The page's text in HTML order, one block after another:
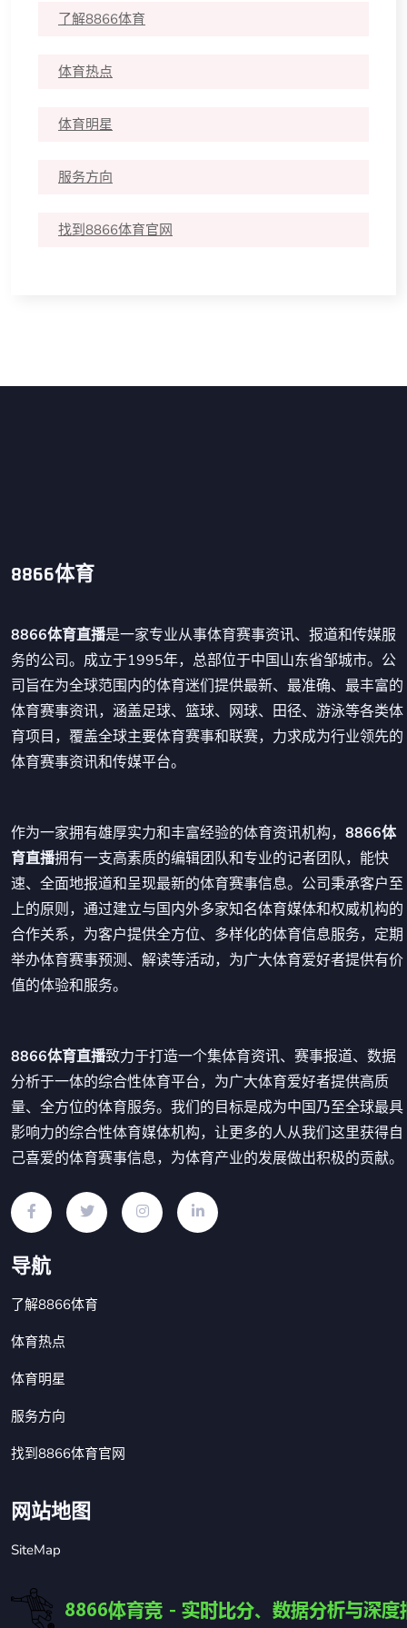
了解8866体育
体育热点
体育明星
服务方向
找到8866体育官网
8866体育
8866体育直播是一家专业从事体育赛事资讯、报道和传媒服
务的公司。成立于1995年，总部位于中国山东省邹城市。公
司旨在为全球范围内的体育迷们提供最新、最准确、最丰富的
体育赛事资讯，涵盖足球、篮球、网球、田径、游泳等各类体
育项目，覆盖全球主要体育赛事和联赛，力求成为行业领先的
体育赛事资讯和传媒平台。
作为一家拥有雄厚实力和丰富经验的体育资讯机构， 8866体
育直播拥有一支高素质的编辑团队和专业的记者团队，能快
速、全面地报道和呈现最新的体育赛事信息。公司秉承客户至
上的原则，通过建立与国内外多家知名体育媒体和权威机构的
合作关系，为客户提供全方位、多样化的体育信息服务，定期
举办体育赛事预测、解读等活动，为广大体育爱好者提供有价
值的体验和服务。
8866体育直播致力于打造一个集体育资讯、赛事报道、数据
分析于一体的综合性体育平台，为广大体育爱好者提供高质
量、全方位的体育服务。我们的目标是成为中国乃至全球最具
影响力的综合性体育媒体机构，让更多的人从我们这里获得自
己喜爱的体育赛事信息，为体育产业的发展做出积极的贡献。
导航
了解8866体育
体育热点
体育明星
服务方向
找到8866体育官网
网站地图
SiteMap